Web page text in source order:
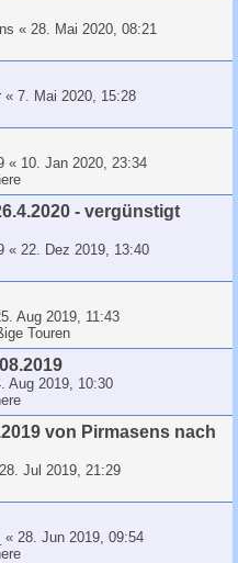
« 28. Mai 2020, 08:21
« 7. Mai 2020, 15:28
« 10. Jan 2020, 23:34
- vergünstigt
« 22. Dez 2019, 13:40
Aug 2019, 11:43
Touren
Aug 2019, 10:30
von Pirmasens nach
28. Jul 2019, 21:29
« 28. Jun 2019, 09:54